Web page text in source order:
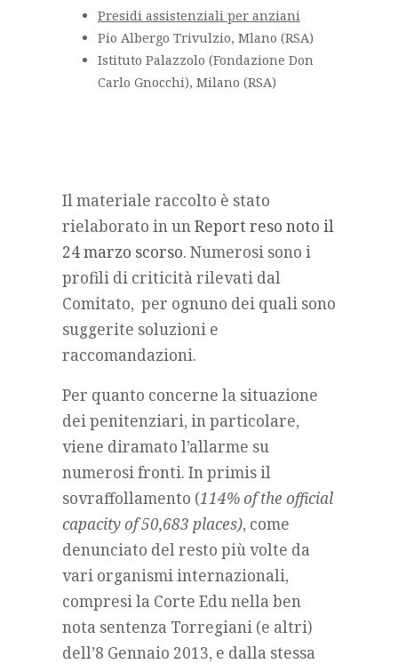
Presidi assistenziali per anziani
Pio Albergo Trivulzio, Mlano (RSA)
Istituto Palazzolo (Fondazione Don
Carlo Gnocchi), Milano (RSA)
Il materiale raccolto è stato
rielaborato in un Report reso noto il
24 marzo scorso. Numerosi sono i
profili di criticità rilevati dal
Comitato, per ognuno dei quali sono
suggerite soluzioni e
raccomandazioni.
Per quanto concerne la situazione
dei penitenziari, in particolare,
viene diramato l’allarme su
numerosi fronti. In primis il
sovraffollamento (114% of the official
capacity of 50,683 places), come
denunciato del resto più volte da
vari organismi internazionali,
compresi la Corte Edu nella ben
nota sentenza Torregiani (e altri)
dell’8 Gennaio 2013, e dalla stessa